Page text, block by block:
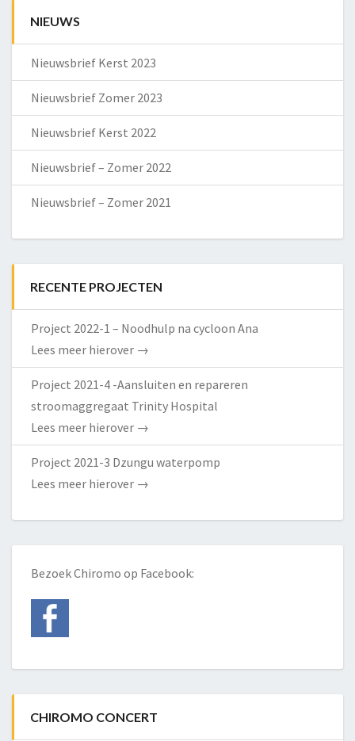
NIEUWS
Nieuwsbrief Kerst 2023
Nieuwsbrief Zomer 2023
Nieuwsbrief Kerst 2022
Nieuwsbrief – Zomer 2022
Nieuwsbrief – Zomer 2021
RECENTE PROJECTEN
Project 2022-1 – Noodhulp na cycloon Ana
Lees meer hierover →
Project 2021-4 -Aansluiten en repareren
stroomaggregaat Trinity Hospital
Lees meer hierover →
Project 2021-3 Dzungu waterpomp
Lees meer hierover →
Bezoek Chiromo op Facebook:
CHIROMO CONCERT